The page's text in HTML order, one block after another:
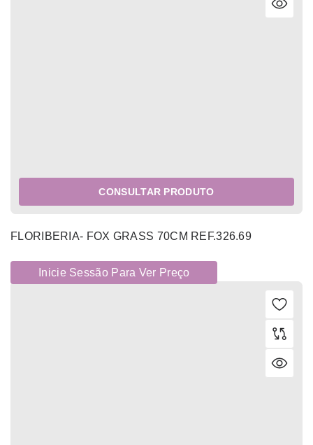
CONSULTAR PRODUTO
FLORIBERIA- FOX GRASS 70CM REF.326.69
Inicie Sessão Para Ver Preço